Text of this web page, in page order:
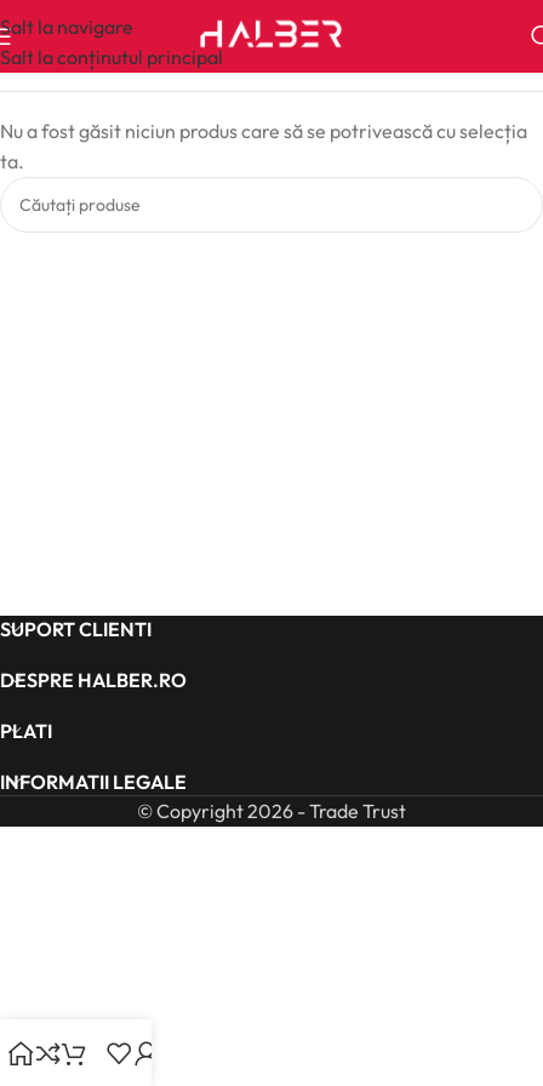
Salt la navigare
Salt la conținutul principal
Nu a fost găsit niciun produs care să se potrivească cu selecția
ta.
SUPORT CLIENTI
DESPRE HALBER.RO
PLATI
INFORMATII LEGALE
© Copyright 2026 - Trade Trust